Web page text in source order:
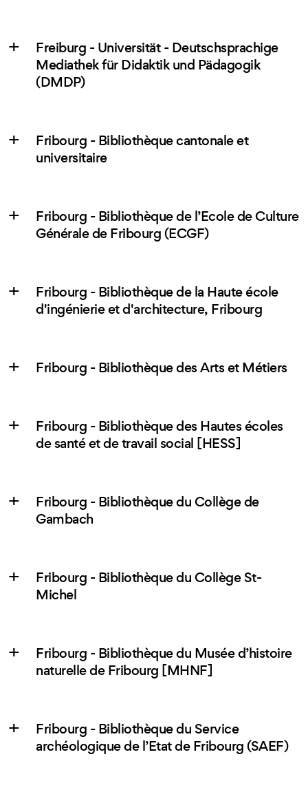
Freiburg - Universität - Deutschsprachige
Mediathek für Didaktik und Pädagogik
(DMDP)
Fribourg - Bibliothèque cantonale et
universitaire
Fribourg - Bibliothèque de l’Ecole de Culture
Générale de Fribourg (ECGF)
Fribourg - Bibliothèque de la Haute école
d'ingénierie et d'architecture, Fribourg
Fribourg - Bibliothèque des Arts et Métiers
Fribourg - Bibliothèque des Hautes écoles
de santé et de travail social [HESS]
Fribourg - Bibliothèque du Collège de
Gambach
Fribourg - Bibliothèque du Collège St-
Michel
Fribourg - Bibliothèque du Musée d’histoire
naturelle de Fribourg [MHNF]
Fribourg - Bibliothèque du Service
archéologique de l’Etat de Fribourg (SAEF)